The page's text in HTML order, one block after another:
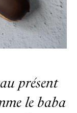
présent
le baba